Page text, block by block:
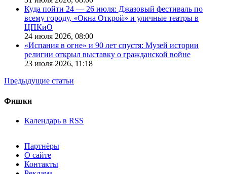
Куда пойти 24 — 26 июля: Джазовый фестиваль по
всему городу, «Окна Открой» и уличные театры в
ЦПКиО
24 июля 2026, 08:00
«Испания в огне» и 90 лет спустя: Музей истории
религии открыл выставку о гражданской войне
23 июля 2026, 11:18
Предыдущие статьи
Фишки
Календарь в RSS
Партнёры
О сайте
Контакты